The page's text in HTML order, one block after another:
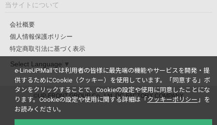
当サイトについて
会社概要
個人情報保護ポリシー
特定商取引法に基づく表示
Select Language ▼
©UP-FRONT GROUP Co., Ltd. DC-FACTORY COMPANY
e-LineUP!Mallでは利用者の皆様に最先端の機能やサービスを開発・提
供するためにCookie（クッキー）を使用しています。
「同意する」ボ
タンをクリックすることで、Cookieの設定や使用に同意したことにな
ります。Cookieの設定や使用に関する詳細は「 クッキーポリシー 」を
お読みください。